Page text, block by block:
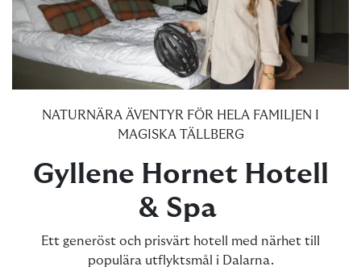
NATURNÄRA ÄVENTYR FÖR HELA FAMILJEN I
MAGISKA TÄLLBERG
Gyllene Hornet Hotell
& Spa
Ett generöst och prisvärt hotell med närhet till
populära utflyktsmål i Dalarna.